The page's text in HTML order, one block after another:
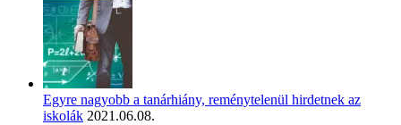
Egyre nagyobb a tanárhiány, reménytelenül hirdetnek az
iskolák 2021.06.08.